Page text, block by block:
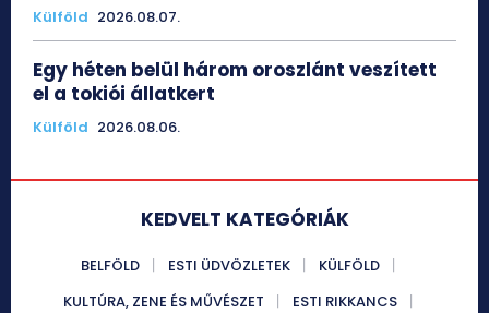
Külföld 2026.08.07.
Egy héten belül három oroszlánt veszített
el a tokiói állatkert
Külföld 2026.08.06.
KEDVELT KATEGÓRIÁK
BELFÖLD ESTI ÜDVÖZLETEK
KÜLFÖLD
KULTÚRA, ZENE ÉS MŰVÉSZET
ESTI RIKKANCS